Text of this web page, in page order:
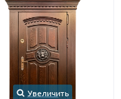
- до 19:00
41
Увеличить